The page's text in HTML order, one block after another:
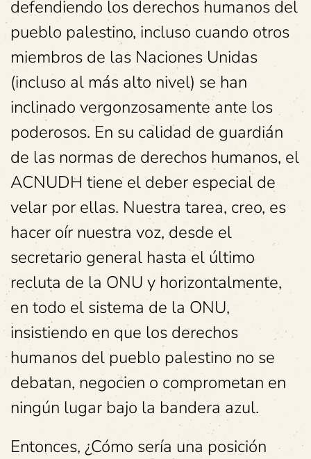
defendiendo los derechos humanos del
pueblo palestino, incluso cuando otros
miembros de las Naciones Unidas
(incluso al más alto nivel) se han
inclinado vergonzosamente ante los
poderosos. En su calidad de guardián
de las normas de derechos humanos, el
ACNUDH tiene el deber especial de
velar por ellas. Nuestra tarea, creo, es
hacer oír nuestra voz, desde el
secretario general hasta el último
recluta de la ONU y horizontalmente,
en todo el sistema de la ONU,
insistiendo en que los derechos
humanos del pueblo palestino no se
debatan, negocien o comprometan en
ningún lugar bajo la bandera azul.
Entonces, ¿Cómo sería una posición